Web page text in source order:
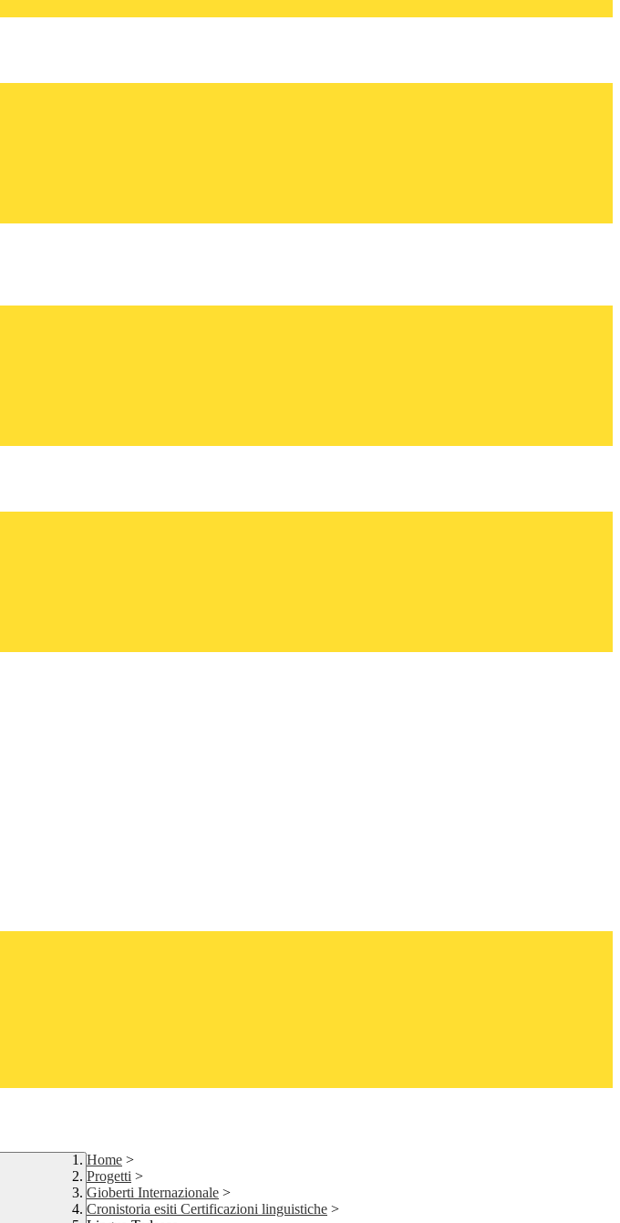
Home >
Progetti >
Gioberti Internazionale >
Cronistoria esiti Certificazioni linguistiche >